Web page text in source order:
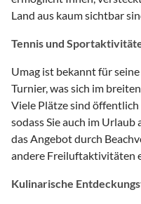
Land aus kaum sichtbar
Tennis und
Umag ist bekannt für
Turnier, was sich im
Viele Plätze sind
sodass Sie auch im
das Angebot durch
andere Freiluftaktivitäten
Kulinarische